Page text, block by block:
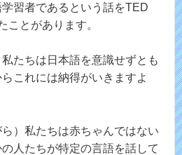
習者であるという話をTED
ことがあります。
たちは日本語を意識せずとも
これには納得がいきますよ
）私たちは赤ちゃんではない
人たちが特定の言語を話して